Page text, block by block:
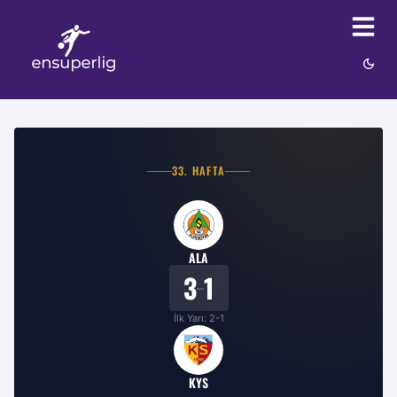
33. HAFTA
ALA
3–1
İlk Yarı: 2-1
KYS